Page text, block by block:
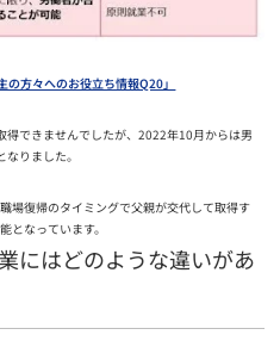
方々へのお役立ち情報Q20」
得できませんでしたが、2022年10月からは男
りました。
場復帰のタイミングで父親が交代して取得す
となっています。
にはどのような違いがあ